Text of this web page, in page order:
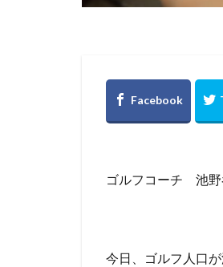
ゴルフコーチ 池野
今日、ゴルフ人口